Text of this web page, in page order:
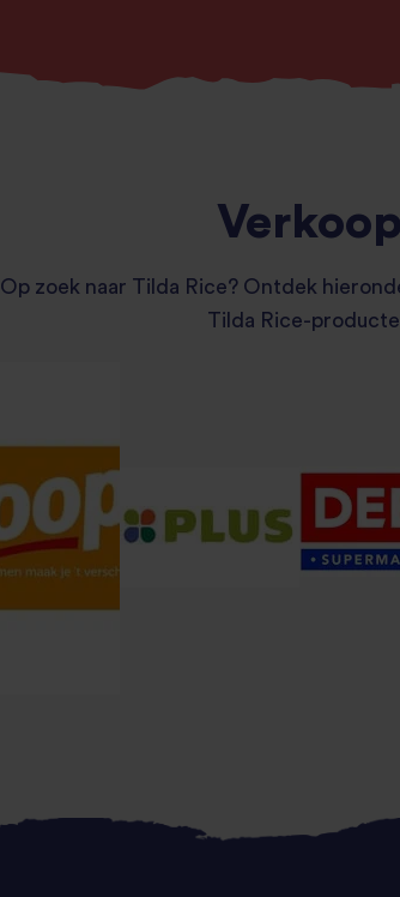
Op zoek naar Tilda Rice? Ontdek
Tilda Rice-